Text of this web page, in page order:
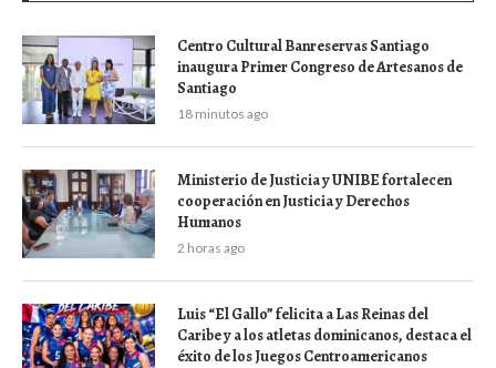
Centro Cultural Banreservas Santiago
inaugura Primer Congreso de Artesanos de
Santiago
18 minutos ago
Ministerio de Justicia y UNIBE fortalecen
cooperación en Justicia y Derechos
Humanos
2 horas ago
Luis “El Gallo” felicita a Las Reinas del
Caribe y a los atletas dominicanos, destaca el
éxito de los Juegos Centroamericanos